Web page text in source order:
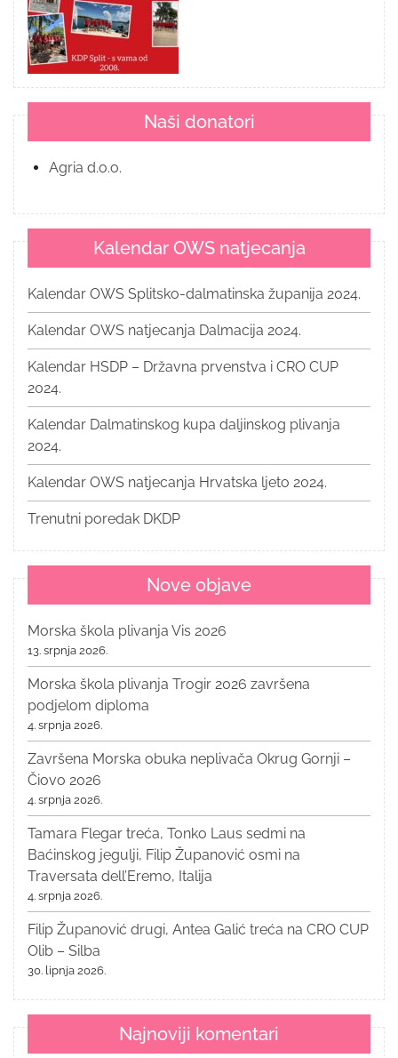
Naši donatori
Agria d.o.o.
Kalendar OWS natjecanja
Kalendar OWS Splitsko-dalmatinska županija 2024.
Kalendar OWS natjecanja Dalmacija 2024.
Kalendar HSDP – Državna prvenstva i CRO CUP
2024.
Kalendar Dalmatinskog kupa daljinskog plivanja
2024.
Kalendar OWS natjecanja Hrvatska ljeto 2024.
Trenutni poredak DKDP
Nove objave
Morska škola plivanja Vis 2026
13. srpnja 2026.
Morska škola plivanja Trogir 2026 završena
podjelom diploma
4. srpnja 2026.
Završena Morska obuka neplivača Okrug Gornji –
Čiovo 2026
4. srpnja 2026.
Tamara Flegar treća, Tonko Laus sedmi na
Baćinskog jegulji, Filip Županović osmi na
Traversata dell’Eremo, Italija
4. srpnja 2026.
Filip Županović drugi, Antea Galić treća na CRO CUP
Olib – Silba
30. lipnja 2026.
Najnoviji komentari